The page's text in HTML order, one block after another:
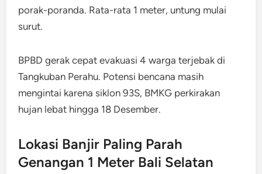
porak-poranda. Rata-rata 1 meter, untung mulai
surut.
BPBD gerak cepat evakuasi 4 warga terjebak di
Tangkuban Perahu. Potensi bencana masih
mengintai karena siklon 93S, BMKG perkirakan
hujan lebat hingga 18 Desember.
Lokasi Banjir Paling Parah
Genangan 1 Meter Bali Selatan